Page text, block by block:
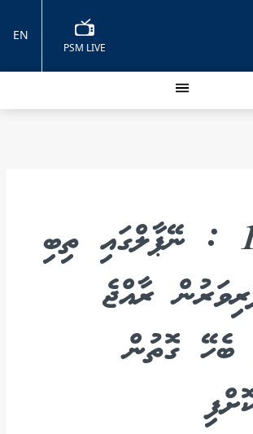
PSM LIVE
EN
ކޯވިޑް-19 : ނޭޕާލްގައި ތިބި
ރާއްޖެ
ބެހޭ ގޮތުން